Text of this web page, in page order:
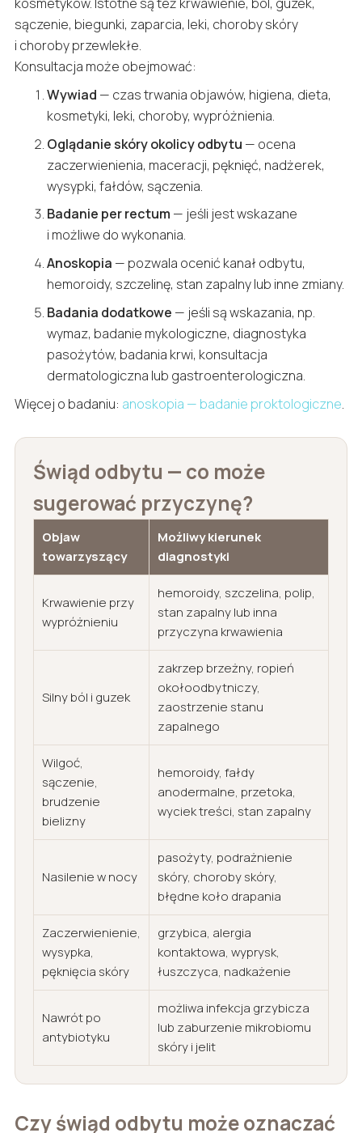
sączenie, biegunki, zaparcia, leki, choroby skóry
i choroby przewlekłe.
Konsultacja może obejmować:
Wywiad — czas trwania objawów, higiena, dieta,
kosmetyki, leki, choroby, wypróżnienia.
Oglądanie skóry okolicy odbytu — ocena
zaczerwienienia, maceracji, pęknięć, nadżerek,
wysypki, fałdów, sączenia.
Badanie per rectum — jeśli jest wskazane
i możliwe do wykonania.
Anoskopia — pozwala ocenić kanał odbytu,
hemoroidy, szczelinę, stan zapalny lub inne zmiany.
Badania dodatkowe — jeśli są wskazania, np.
wymaz, badanie mykologiczne, diagnostyka
pasożytów, badania krwi, konsultacja
dermatologiczna lub gastroenterologiczna.
Więcej o badaniu: anoskopia — badanie proktologiczne.
Świąd odbytu — co może
sugerować przyczynę?
Objaw
towarzyszący
Możliwy kierunek
diagnostyki
Krwawienie przy
wypróżnieniu
hemoroidy, szczelina, polip,
stan zapalny lub inna
przyczyna krwawienia
Silny ból i guzek
zakrzep brzeżny, ropień
okołoodbytniczy,
zaostrzenie stanu
zapalnego
Wilgoć,
sączenie,
brudzenie
bielizny
hemoroidy, fałdy
anodermalne, przetoka,
wyciek treści, stan zapalny
Nasilenie w nocy
pasożyty, podrażnienie
skóry, choroby skóry,
błędne koło drapania
Zaczerwienienie,
wysypka,
pęknięcia skóry
grzybica, alergia
kontaktowa, wyprysk,
łuszczyca, nadkażenie
Nawrót po
antybiotyku
możliwa infekcja grzybicza
lub zaburzenie mikrobiomu
skóry i jelit
Czy świąd odbytu może oznaczać